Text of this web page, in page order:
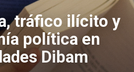
tráfico ilícito y
política en
Dibam